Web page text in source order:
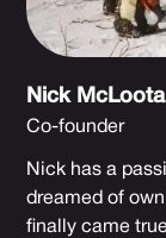
Nick McLoota
Co-founder
Nick has a
dreamed of
finally came